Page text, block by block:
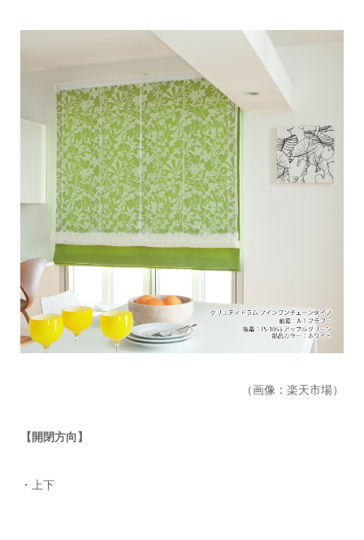
（画像：楽天市場）
【開閉方向】
・上下